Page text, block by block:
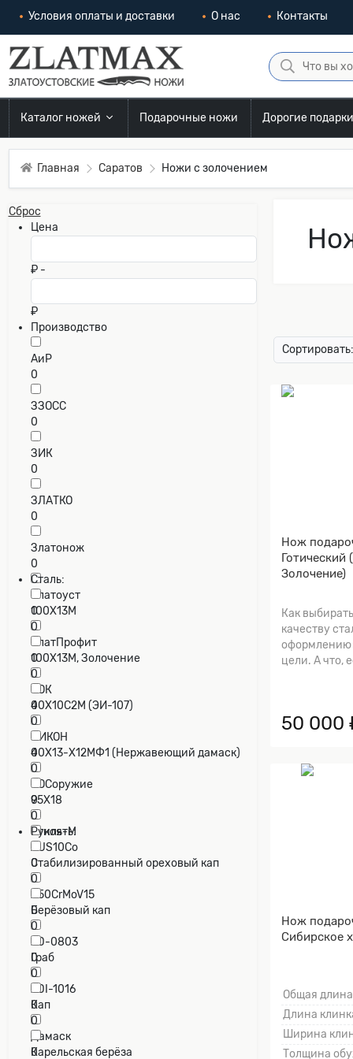
Условия оплаты и доставки О нас Контакты
Каталог ножей Подарочные ножи Дорогие подарки
Главная Саратов Ножи с золочением
Сброс
Цена
₽ -
₽
Производство
АиР
0
ЗЗОСС
0
ЗИК
0
ЗЛАТКО
0
Златонож
0
Златоуст
0
ЗлатПрофит
0
ЗОК
0
НИКОН
0
РОСоружие
0
Стиль-М
0
Сталь:
100Х13М
0
100Х13М, Золочение
0
40Х10С2М (ЭИ-107)
0
40Х13-Х12МФ1 (Нержавеющий дамаск)
0
95Х18
0
AUS10Co
0
X50CrMoV15
0
ZD-0803
0
ZDI-1016
0
Дамаск
0
Рукоять:
Cтабилизированный ореховый кап
0
Берёзовый кап
0
Граб
0
Кап
0
Карельская берёза
Сортировать:
Нож
Готический
Золочение)
Как
качеству
оформлению
цели. А что,
50 000
Нож
Сибирское
Общая
Длина
Ширина
Толщина